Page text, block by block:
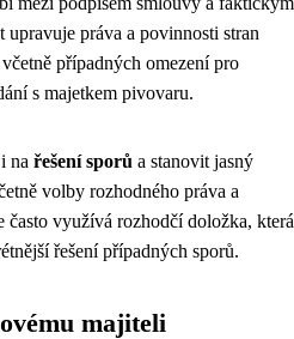
upravuje práva a povinnosti stran
případných omezení pro
s majetkem pivovaru.
na řešení sporů a stanovit jasný
volby rozhodného práva a
často využívá rozhodčí doložka, která
řešení případných sporů.
majiteli